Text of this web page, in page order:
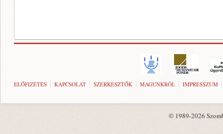
ELŐFIZETÉS KAPCSOLAT SZERKESZTŐK MAGUNKRÓL IMPRESSZUM
© 1989-2026